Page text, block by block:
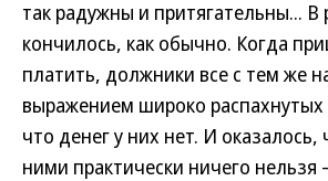
так радужны и притягательны... В
кончилось, как обычно. Когда
платить, должники все с тем же
выражением широко распахнутых
что денег у них нет. И оказалось,
ними практически ничего